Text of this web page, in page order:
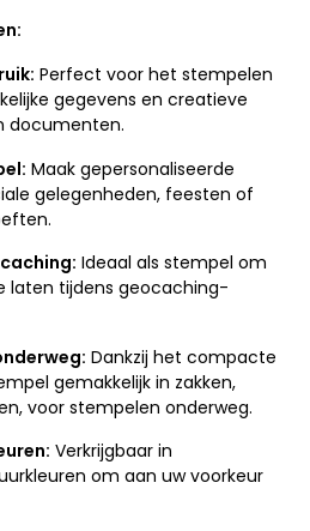
Perfect voor het stempelen
gegevens en creatieve
documenten.
Maak gepersonaliseerde
gelegenheden, feesten of
Ideaal als stempel om
laten tijdens geocaching-
Dankzij het compacte
gemakkelijk in zakken,
voor stempelen onderweg.
Verkrijgbaar in
om aan uw voorkeur